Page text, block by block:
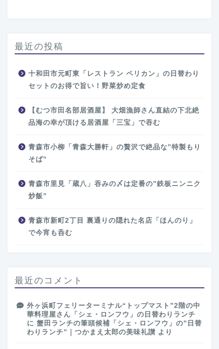
最近の投稿
十和田市元町東「レストラン ペリカン」の日替わり
セットのお得で旨い！野菜炒め定食
【むつ市田名部居酒屋】 大畑漁師さん直結の下北絶
品海の幸が頂ける居酒屋「三宝」で吞む
青森市小柳「青森大勝軒」の贅沢で絶品な”特製もり
そば”
青森市里見「蔵八」吞みの〆は定番の”鉄板ニンニク
炒飯”
青森市新町2丁目 裏通りの隠れた名店「ほんのり」
で今宵も呑む
最近のコメント
外ヶ浜町フェリーターミナル“トップマスト”2階の中
華料理屋さん「シェ・ロンフウ」の日替わりランチ
に 蟹田ランチの筆頭候補「シェ・ロンフウ」の”日替
わりランチ”｜つかまえ太郎の美味礼讃 より